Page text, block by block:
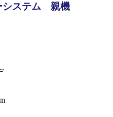
システム 親機